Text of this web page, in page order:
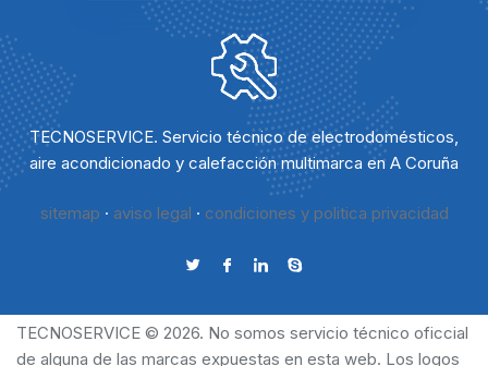
TECNOSERVICE. Servicio técnico de electrodomésticos,
aire acondicionado y calefacción multimarca en A Coruña
sitemap · aviso legal · condiciones y politica privacidad
TECNOSERVICE © 2026. No somos servicio técnico oficcial
de alguna de las marcas expuestas en esta web. Los logos